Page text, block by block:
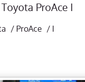
ProAce I
/ ProAce / I